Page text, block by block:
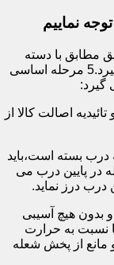
نماییم
مطابق با دسته
بندی و مقاومت آن ها،باید تست روی آن انجام گیرد.5 مرحله اساسی
گیرد:
اصالت کالا از
بسته است،باید
در پایین درب می
بدون هیچ آسیبی
نسبت به حرارت
مانع از پخش شعله